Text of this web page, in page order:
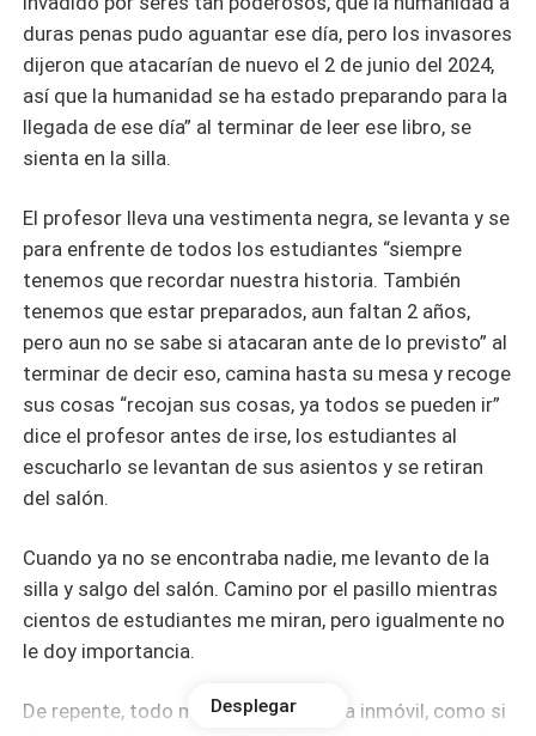
duras penas pudo aguantar ese día, pero los invasores
dijeron que atacarían de nuevo el 2 de junio del 2024,
así que la humanidad se ha estado preparando para la
llegada de ese día” al terminar de leer ese libro, se
sienta en la silla.
El profesor lleva una vestimenta negra, se levanta y se
para enfrente de todos los estudiantes “siempre
tenemos que recordar nuestra historia. También
tenemos que estar preparados, aun faltan 2 años,
pero aun no se sabe si atacaran ante de lo previsto” al
terminar de decir eso, camina hasta su mesa y recoge
sus cosas “recojan sus cosas, ya todos se pueden ir”
dice el profesor antes de irse, los estudiantes al
escucharlo se levantan de sus asientos y se retiran
del salón.
Cuando ya no se encontraba nadie, me levanto de la
silla y salgo del salón. Camino por el pasillo mientras
cientos de estudiantes me miran, pero igualmente no
le doy importancia.
De repente, todo mi cuerpo se queda inmóvil, como si
Desplegar